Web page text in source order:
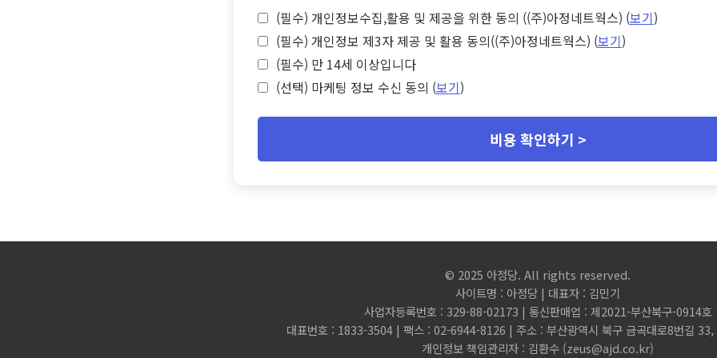
(필수) 개인정보수집,활용 및 제공을 위한 동의 ((주)아정네트웍스) (보기)
(필수) 개인정보 제3자 제공 및 활용 동의((주)아정네트웍스) (보기)
(필수) 만 14세 이상입니다
(선택) 마케팅 정보 수신 동의 (보기)
비용 확인하기 >
© 2025 아정당. All rights reserved.
사이트명 : 아정당 | 대표자 : 김민기
사업자등록번호 : 329-88-02173 | 통신판매업 : 제2021-부산북구-0914호
대표번호 : 1833-3504 | 팩스 : 02-6944-8126 | 주소 : 부산광역시 북구 금곡대로8번길 33,
개인정보 책임관리자 : 김환수 (zeus@ajd.co.kr)